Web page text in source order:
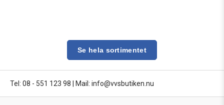
Se hela sortimentet
Tel: 08 - 551 123 98 | Mail: info@vvsbutiken.nu